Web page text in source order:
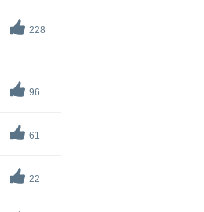
228
96
61
22